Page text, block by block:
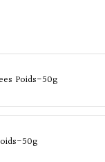
Poids-50g
50g